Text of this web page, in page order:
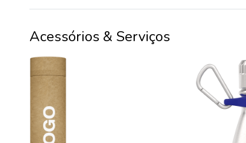
Acessórios & Serviços